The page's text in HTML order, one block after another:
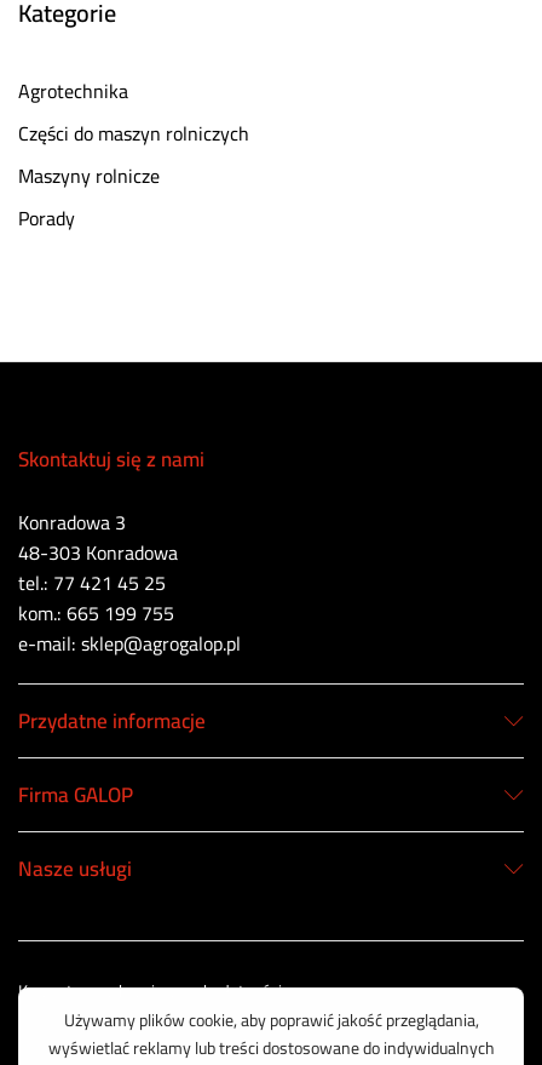
Kategorie
Agrotechnika
Części do maszyn rolniczych
Maszyny rolnicze
Porady
Skontaktuj się z nami
Konradowa 3
48-303 Konradowa
tel.: 77 421 45 25
kom.: 665 199 755
e-mail: sklep@agrogalop.pl
Przydatne informacje
Firma GALOP
Nasze usługi
Korzystamy z bezpiecznych płatności